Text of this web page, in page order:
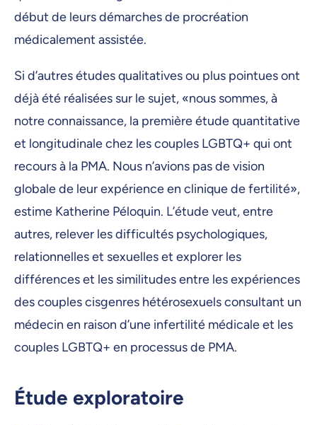
début de leurs démarches de procréation
médicalement assistée.
Si d’autres études qualitatives ou plus pointues ont
déjà été réalisées sur le sujet, «nous sommes, à
notre connaissance, la première étude quantitative
et longitudinale chez les couples LGBTQ+ qui ont
recours à la PMA. Nous n’avions pas de vision
globale de leur expérience en clinique de fertilité»,
estime Katherine Péloquin. L’étude veut, entre
autres, relever les difficultés psychologiques,
relationnelles et sexuelles et explorer les
différences et les similitudes entre les expériences
des couples cisgenres hétérosexuels consultant un
médecin en raison d’une infertilité médicale et les
couples LGBTQ+ en processus de PMA.
Étude exploratoire